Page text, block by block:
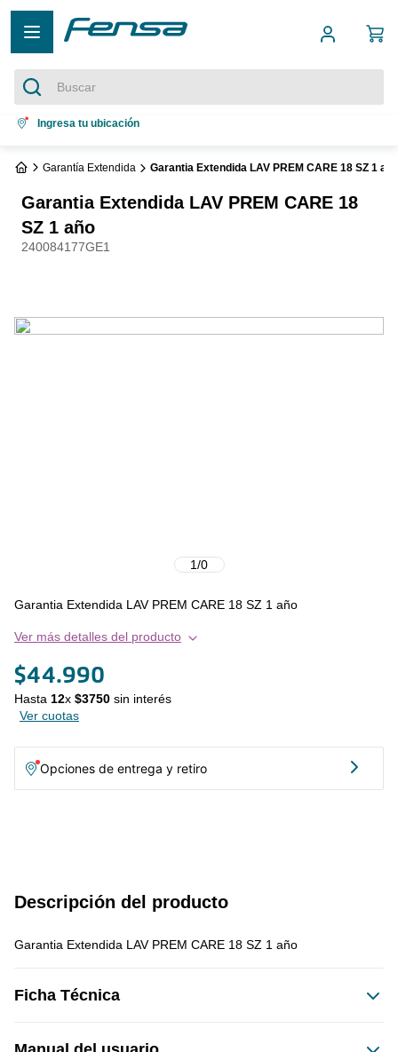
Buscar
Términos más buscados
4. refrigerador no frost
Ingresa tu ubicación
Garantía Extendida Garantia Extendida LAV PREM CARE 18 SZ 1 año
Garantia Extendida LAV PREM CARE 18
SZ 1 año
240084177GE1
1/0
Garantia Extendida LAV PREM CARE 18 SZ 1 año
Ver más detalles del producto
$44.990
Hasta 12x $3750 sin interés
Ver cuotas
Opciones de entrega y retiro
Descripción del producto
Garantia Extendida LAV PREM CARE 18 SZ 1 año
Ficha Técnica